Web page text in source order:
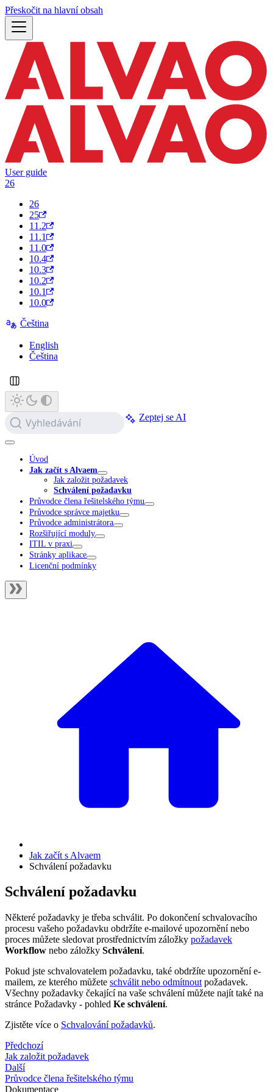
Přeskočit na hlavní obsah
User guide
26
26
25
11.2
11.1
11.0
10.4
10.3
10.2
10.1
10.0
Čeština
English
Čeština
Vyhledávání Zeptej se AI
Úvod
Jak začít s Alvaem
Jak založit požadavek
Schválení požadavku
Průvodce člena řešitelského týmu
Průvodce správce majetku
Průvodce administrátora
Rozšiřující moduly
ITIL v praxi
Stránky aplikace
Licenční podmínky
Jak začít s Alvaem
Schválení požadavku
Schválení požadavku
Některé požadavky je třeba schválit. Po dokončení schvalovacího
procesu vašeho požadavku obdržíte e-mailové upozornění nebo
proces můžete sledovat prostřednictvím záložky požadavek
Workflow nebo záložky Schválení.
Pokud jste schvalovatelem požadavku, také obdržíte upozornění e-
mailem, ze kterého můžete schválit nebo odmítnout požadavek.
Všechny požadavky čekající na vaše schválení můžete najít také na
stránce Požadavky - pohled Ke schválení.
Zjistěte více o Schvalování požadavků.
Předchozí
Jak založit požadavek
Další
Průvodce člena řešitelského týmu
Dokumentace